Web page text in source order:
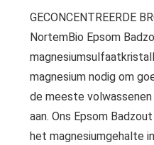
GECONCENTREERDE
NortemBio Epsom
magnesium nodig om
de meeste
aan. Ons Epsom
het magnesiumgehalte